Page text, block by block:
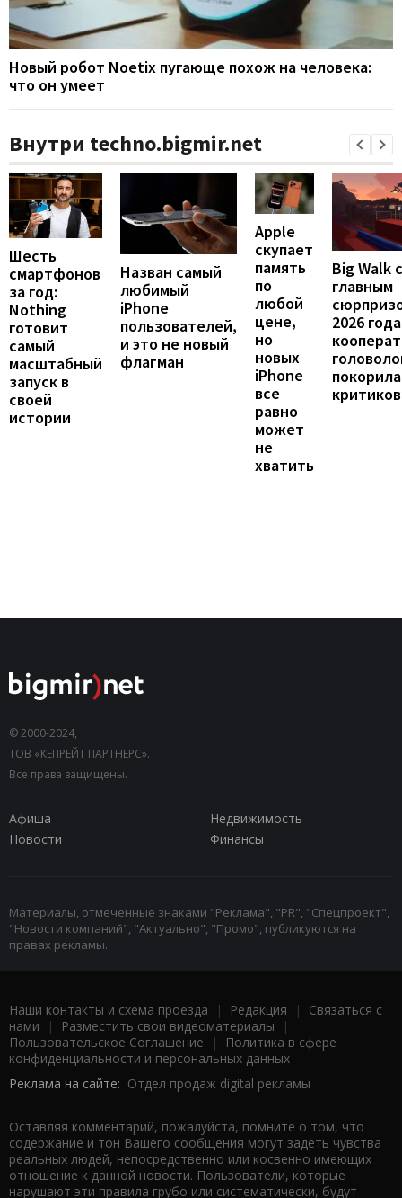
Новый робот Noetix пугающе похож на человека:
что он умеет
Внутри techno.bigmir.net
Шесть
смартфонов
за год:
Nothing
готовит
самый
масштабный
запуск в
своей
истории
Назван самый
любимый
iPhone
пользователей,
и это не новый
флагман
Apple
скупает
память
по
любой
цене,
но
новых
iPhone
все
равно
может
не
хватить
Big Walk
главным
2026
покорила
критиков
© 2000-2024,
ТОВ «КЕПРЕЙТ ПАРТНЕРС».
Все права защищены.
Афиша
Недвижимость
Новости
Финансы
Материалы, отмеченные знаками "Реклама", "PR", "Спецпроект",
"Новости компаний", "Актуально", "Промо", публикуются на
правах рекламы.
Наши контакты и схема проезда | Редакция | Связаться с
нами | Разместить свои видеоматериалы |
Пользовательское Соглашение |
Политика в сфере
конфиденциальности и персональных данных
Реклама на сайте: Отдел продаж digital рекламы
Оставляя комментарий, пожалуйста, помните о том, что
содержание и тон Вашего сообщения могут задеть чувства
реальных людей, непосредственно или косвенно имеющих
отношение к данной новости. Пользователи, которые
нарушают эти правила грубо или систематически, будут